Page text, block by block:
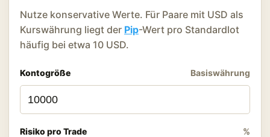
Nutze konservative Werte. Für Paare mit USD als
Kurswährung liegt der Pip-Wert pro Standardlot
häufig bei etwa 10 USD.
Kontogröße Basiswährung
Risiko pro Trade %